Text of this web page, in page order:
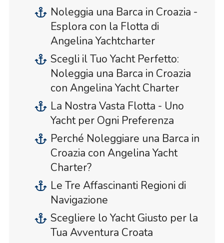
Noleggia una Barca in Croazia -
Esplora con la Flotta di
Angelina Yachtcharter
Scegli il Tuo Yacht Perfetto:
Noleggia una Barca in Croazia
con Angelina Yacht Charter
La Nostra Vasta Flotta - Uno
Yacht per Ogni Preferenza
Perché Noleggiare una Barca in
Croazia con Angelina Yacht
Charter?
Le Tre Affascinanti Regioni di
Navigazione
Scegliere lo Yacht Giusto per la
Tua Avventura Croata